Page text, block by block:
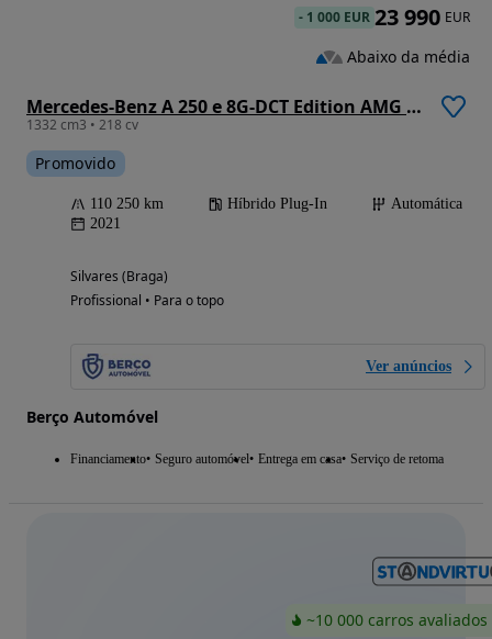
Mercedes-Benz A 250 e 8G-DCT Edition AMG Line
1332 cm3 • 218 cv
Promovido
110 250 km Híbrido Plug-In
Automática
2021
Silvares (Braga)
Profissional • Para o topo
Ver anúncios
Berço Automóvel
Financiamento Seguro automóvel Entrega em casa Serviço de retoma
- 1 000 EUR 23 990 EUR
Abaixo da média
~10 000 carros